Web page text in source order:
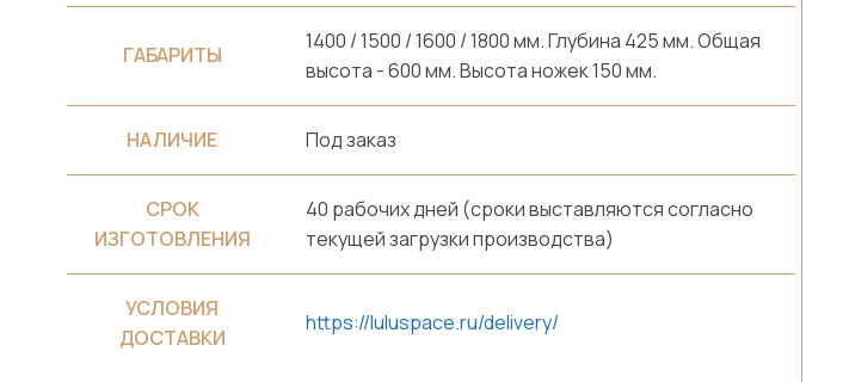
ГАБАРИТЫ
1400 / 1500 / 1600 / 1800 мм. Глубина 425 мм. Общая
высота - 600 мм. Высота ножек 150 мм.
НАЛИЧИЕ Под заказ
СРОК
ИЗГОТОВЛЕНИЯ
40 рабочих дней (сроки выставляются согласно
текущей загрузки производства)
УСЛОВИЯ
ДОСТАВКИ
https://luluspace.ru/delivery/